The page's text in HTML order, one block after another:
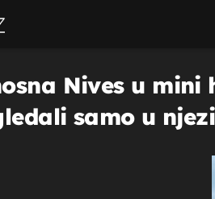
Nives u
samo u